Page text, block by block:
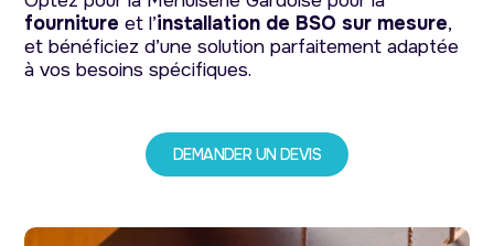
fourniture et l’installation de BSO sur mesure,
et bénéficiez d’une solution parfaitement adaptée
à vos besoins spécifiques.
DEMANDER UN DEVIS